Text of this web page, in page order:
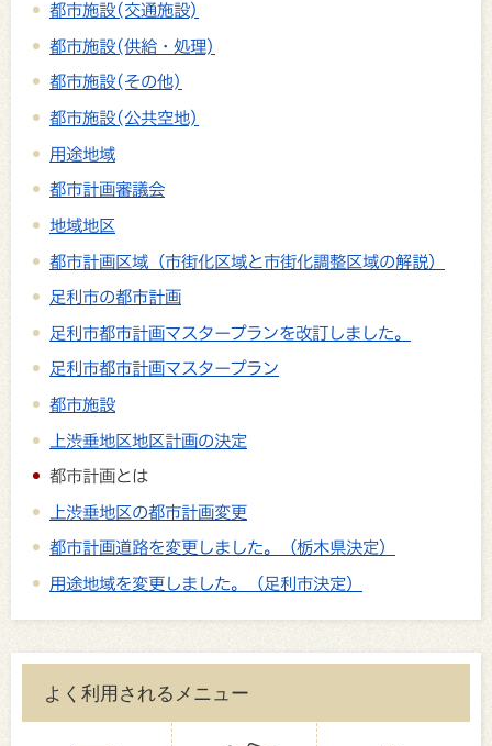
都市施設(交通施設)
都市施設(供給・処理)
都市施設(その他)
都市施設(公共空地)
用途地域
都市計画審議会
地域地区
都市計画区域（市街化区域と市街化調整区域の解説）
足利市の都市計画
足利市都市計画マスタープランを改訂しました。
足利市都市計画マスタープラン
都市施設
上渋垂地区地区計画の決定
都市計画とは
上渋垂地区の都市計画変更
都市計画道路を変更しました。（栃木県決定）
用途地域を変更しました。（足利市決定）
よく利用されるメニュー